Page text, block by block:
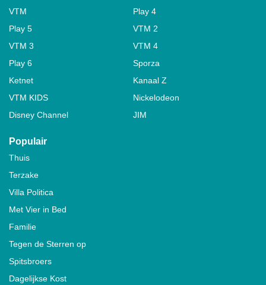
VTM
Play 4
Play 5
VTM 2
VTM 3
VTM 4
Play 6
Sporza
Ketnet
Kanaal Z
VTM KIDS
Nickelodeon
Disney Channel
JIM
Populair
Thuis
Terzake
Villa Politica
Met Vier in Bed
Familie
Tegen de Sterren op
Spitsbroers
Dagelijkse Kost